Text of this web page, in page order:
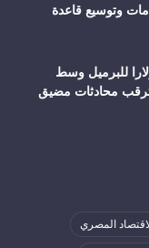
وتوسيع قاعدة
النفط تتجاوز 80 دولارا للبرميل وسط
محادثات مضيق
المصري